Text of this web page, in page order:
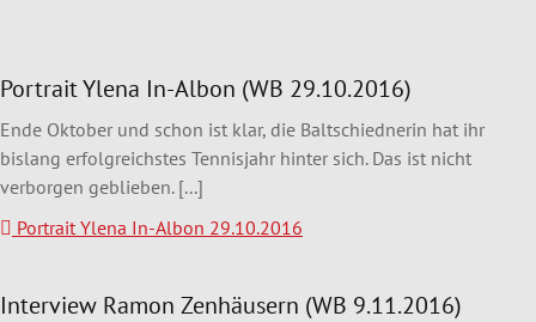
Portrait Ylena In-Albon (WB 29.10.2016)
Ende Oktober und schon ist klar, die Baltschiednerin hat ihr
bislang erfolgreichstes Tennisjahr hinter sich. Das ist nicht
verborgen geblieben. [...]
Portrait Ylena In-Albon 29.10.2016
Interview Ramon Zenhäusern (WB 9.11.2016)